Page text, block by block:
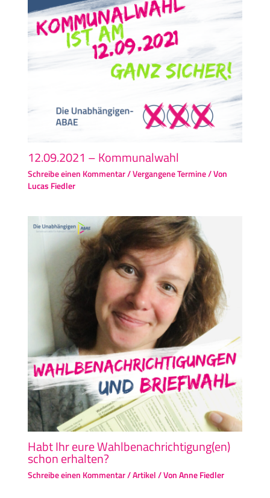
12.09.2021 – Kommunalwahl
Schreibe einen Kommentar/Vergangene Termine/ Von
Lucas Fiedler
Habt Ihr eure Wahlbenachrichtigung(en)
schon erhalten?
Schreibe einen Kommentar/Artikel/ VonAnne Fiedler